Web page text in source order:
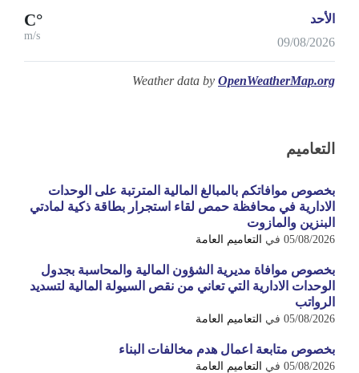
الأحد
09/08/2026
°C
m/s
Weather data by OpenWeatherMap.org
التعاميم
بخصوص موافاتكم بالمبالغ المالية المترتبة على الوحدات
الادارية في محافظة حمص لقاء استجرار بطاقة ذكية لمادتي
البنزين والمازوت
05/08/2026 في التعاميم العامة
بخصوص موافاة مديرية الشؤون المالية والمحاسبة بجدول
الوحدات الادارية التي تعاني من نقص السيولة المالية لتسديد
الرواتب
05/08/2026 في التعاميم العامة
بخصوص متابعة اعمال هدم مخالفات البناء
05/08/2026 في التعاميم العامة